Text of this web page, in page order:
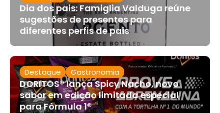
Dia dos pais: Famiglia Valduga reúne
sugestões de presentes para
diferentes perfis de pais
Destaque Gastronomia
DORITOS® lança Spicy Nacho, novo
sabor em edição limitada especial
para Fórmula 1®